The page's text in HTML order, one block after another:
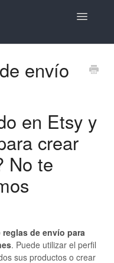
Toggle
Italian
envío
en Etsy y
crear
No te
de envío para
. Puede utilizar el perfil
sus productos o crear